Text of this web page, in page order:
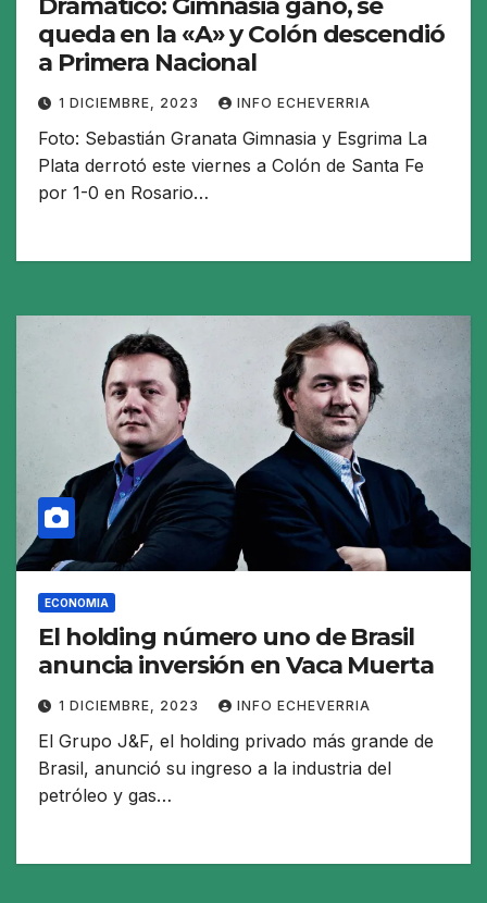
queda en la «A» y Colón descendió
a Primera Nacional
1 DICIEMBRE, 2023 INFO ECHEVERRIA
Foto: Sebastián Granata Gimnasia y Esgrima La
Plata derrotó este viernes a Colón de Santa Fe
por 1-0 en Rosario…
ECONOMIA
El holding número uno de Brasil
anuncia inversión en Vaca Muerta
1 DICIEMBRE, 2023 INFO ECHEVERRIA
El Grupo J&F, el holding privado más grande de
Brasil, anunció su ingreso a la industria del
petróleo y gas…